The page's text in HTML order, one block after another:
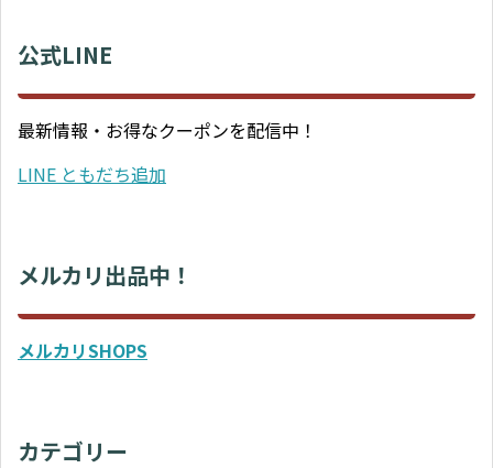
公式LINE
最新情報・お得なクーポンを配信中！
LINE ともだち追加
メルカリ出品中！
メルカリSHOPS
カテゴリー